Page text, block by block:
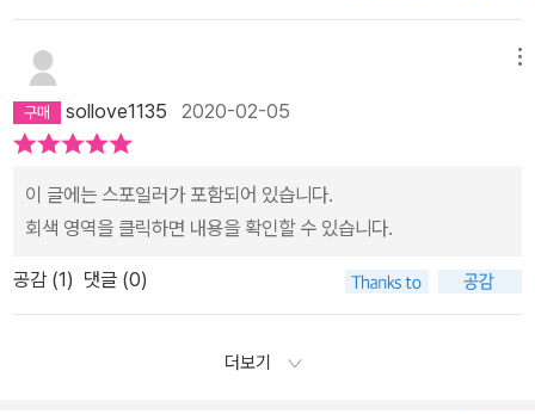
이었고, 8지구, 7지구, 6지구가차례로 통합되었어. 그러던 중 러너
영은 배신을 하고(이유는생각이 잘 안 나는구나…) 주동자들을 고발
하였어. 그러면서어떤 2지구의 집에 양아들로 들어갔는데, 폭동이 진
압되고나서 그 공이 커서 그들은 1지구로 승격이 되었단다. 이런내막
이 있었던 거야. 아빠가 처음 이야기할 때는 다윈 영의 집안이 1지구
의명문이라고 했는데, 사실 9지구 출신이었던 거야. 30년 전 제이는
아버지 러너 영이 9지구 출신이고 12월의 폭동에 가담했던 사실을 알
게 돼. 그리고 니스 영도 그 사실을눈치채고 말이야. 제이가 그 사실을
세계를 단단하게 구축한다. 호두 안에 들어있는 것은 새롭게 지저귀
는 생명이 아니므로, 호두가 깨지려면 호두알의 의사와 관계없는 바
깥으로부터의 '강한 충격'이 요구된다. 이때, 호두는 단단한 껍질, 즉
기득권층의 안락함과 삶의 주도권을 남의 손에 내어주기를 거부한다.
그래서 그들은 모자를 한 겹 더 뒤집어쓰고 끈을 잡기로 선택한다. 그
들은 '비상' 대신 '머무름'을 택하면서 이전의 자신에게 종말을 고한다. ​
<다윈 영의 악의 기원>은 서울예술단의 동명의 창작가무극을 통해서
볼 수 없었던 게 혼자 너무 서러웠다(뒤늦게 접한 넘버(뮤지컬의 노래
악의 기원>을 처음 책으로 접했을 때는 누구든지 분량의 압박을 느낄
sollove1135 2020-02-05
이 글에는 스포일러가 포함되어 있습니다.
회색 영역을 클릭하면 내용을 확인할 수 있습니다.
공감 (1) 댓글 (0)
더보기